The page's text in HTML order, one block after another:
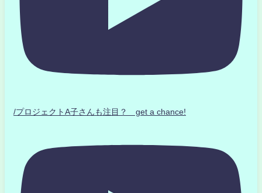
/プロジェクトA子さんも注目？ get a chance!